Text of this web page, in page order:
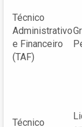
Técnico
Administrativo
e Financeiro
(TAF)
Técnico